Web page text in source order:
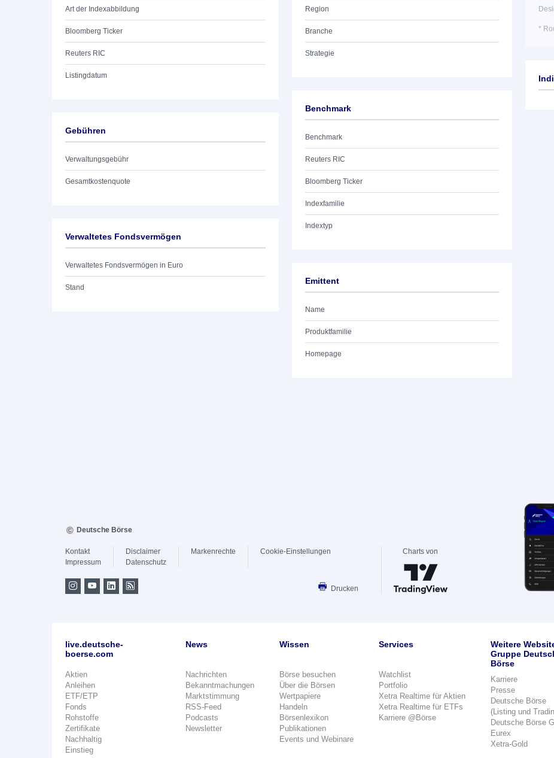
Art der Indexabbildung
Bloomberg Ticker
Reuters RIC
Listingdatum
Gebühren
Verwaltungsgebühr
Gesamtkostenquote
Verwaltetes Fondsvermögen
Verwaltetes Fondsvermögen in Euro
Stand
Region
Branche
Strategie
Benchmark
Benchmark
Reuters RIC
Bloomberg Ticker
Indexfamilie
Indextyp
Emittent
Name
Produktfamilie
Homepage
*
Deutsche Börse
Kontakt
Impressum
Disclaimer
Datenschutz
Markenrechte Cookie-Einstellungen
Drucken
Charts von
live.deutsche-
boerse.com
Aktien
Anleihen
ETF/ETP
Fonds
Rohstoffe
Zertifikate
Nachhaltig
Einstieg
News
Nachrichten
Bekanntmachungen
Marktstimmung
RSS-Feed
Podcasts
Newsletter
Wissen
Börse besuchen
Über die Börsen
Wertpapiere
Handeln
Börsenlexikon
Publikationen
Events und Webinare
Services
Watchlist
Portfolio
Xetra Realtime für Aktien
Xetra Realtime für ETFs
Karriere @Börse
Weitere
Gruppe
Börse
Karriere
Presse
Deutsche Börse
(Listing und
Deutsche Börse
Eurex
Xetra-Gold